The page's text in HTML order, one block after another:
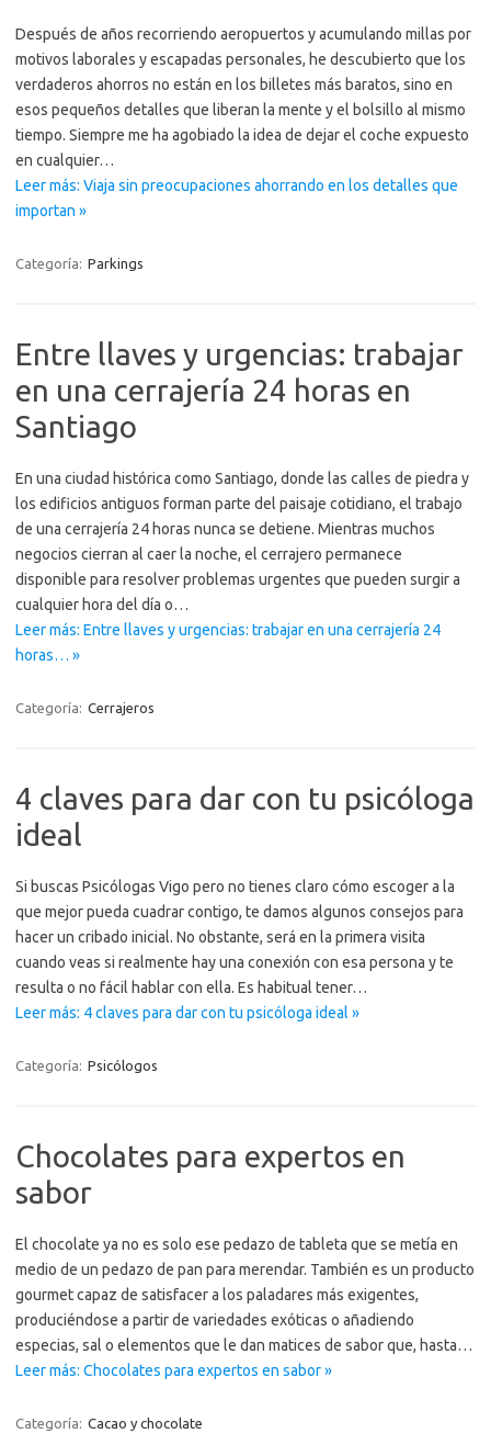
Después de años recorriendo aeropuertos y acumulando millas por
motivos laborales y escapadas personales, he descubierto que los
verdaderos ahorros no están en los billetes más baratos, sino en
esos pequeños detalles que liberan la mente y el bolsillo al mismo
tiempo. Siempre me ha agobiado la idea de dejar el coche expuesto
en cualquier…
Leer más: Viaja sin preocupaciones ahorrando en los detalles que
importan »
Categoría: Parkings
Entre llaves y urgencias: trabajar
en una cerrajería 24 horas en
Santiago
En una ciudad histórica como Santiago, donde las calles de piedra y
los edificios antiguos forman parte del paisaje cotidiano, el trabajo
de una cerrajería 24 horas nunca se detiene. Mientras muchos
negocios cierran al caer la noche, el cerrajero permanece
disponible para resolver problemas urgentes que pueden surgir a
cualquier hora del día o…
Leer más: Entre llaves y urgencias: trabajar en una cerrajería 24
horas… »
Categoría: Cerrajeros
4 claves para dar con tu psicóloga
ideal
Si buscas Psicólogas Vigo pero no tienes claro cómo escoger a la
que mejor pueda cuadrar contigo, te damos algunos consejos para
hacer un cribado inicial. No obstante, será en la primera visita
cuando veas si realmente hay una conexión con esa persona y te
resulta o no fácil hablar con ella. Es habitual tener…
Leer más: 4 claves para dar con tu psicóloga ideal »
Categoría: Psicólogos
Chocolates para expertos en
sabor
El chocolate ya no es solo ese pedazo de tableta que se metía en
medio de un pedazo de pan para merendar. También es un producto
gourmet capaz de satisfacer a los paladares más exigentes,
produciéndose a partir de variedades exóticas o añadiendo
especias, sal o elementos que le dan matices de sabor que, hasta…
Leer más: Chocolates para expertos en sabor »
Categoría: Cacao y chocolate